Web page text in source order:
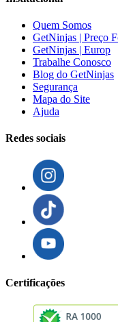
Quem Somos
GetNinjas | Preço
GetNinjas | Europ
Trabalhe Conosco
Blog do GetNinjas
Segurança
Mapa do Site
Ajuda
Redes sociais
Certificações